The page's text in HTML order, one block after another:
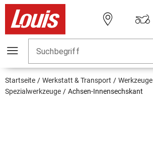
Suchbegriff
Startseite Werkstatt & Transport
Werkzeuge
Spezialwerkzeuge
Achsen-Innensechskant